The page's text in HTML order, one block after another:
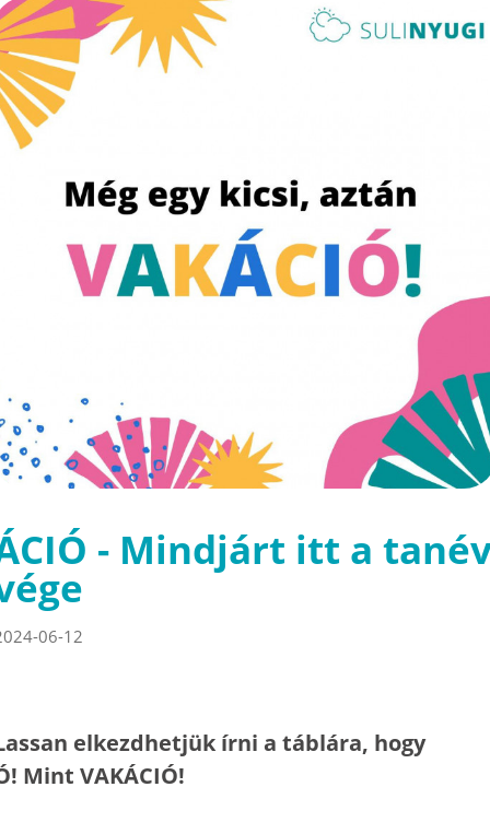
- Mindjárt itt a
06-12
elkezdhetjük írni a táblára, hogy
Mint VAKÁCIÓ!